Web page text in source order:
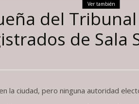
Ver también
del
de Sala
la ciudad, pero ninguna autoridad